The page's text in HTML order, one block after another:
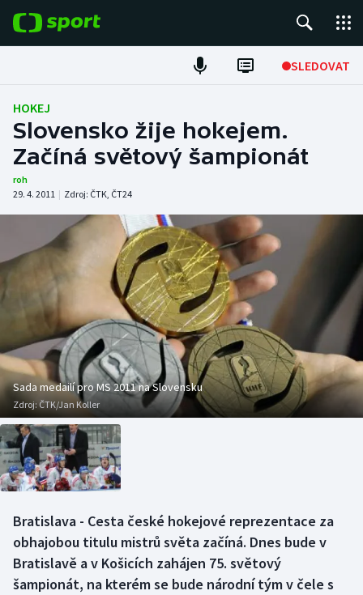
SLEDOVAT
Fotbal
Hokej
Atletika
Cyklistika
DALŠÍ SPORTY
Americký fotbal
Baseball a softbal
Basketbal
Biatlon
Boby a skeleton
Box
Curling
NEPŘEHLÉDNĚTE
Soutěže
Historické návraty
Aplikace ČT sport
AZ kvíz
HOKEJ
Slovensko žije hokejem.
Začíná světový šampionát
roh
29. 4. 2011 | Zdroj: ČTK, ČT24
Sada medailí pro MS 2011 na Slovensku
Zdroj:ČTK/Jan Koller
Bratislava - Cesta české hokejové reprezentace za
obhajobou titulu mistrů světa začíná. Dnes bude v
Bratislavě a v Košicích zahájen 75. světový
šampionát, na kterém se bude národní tým v čele s